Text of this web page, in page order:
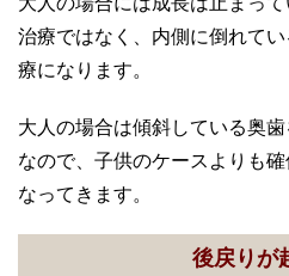
治療ではなく、内側に倒れて
療になります。
大人の場合は傾斜している奥
なので、子供のケースよりも
なってきます。
後戻りが